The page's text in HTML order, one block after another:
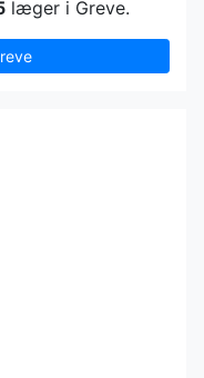
læger i Greve.